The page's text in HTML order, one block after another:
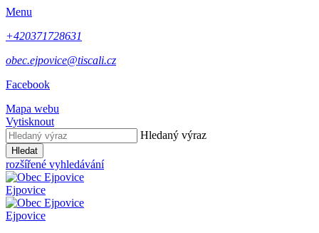
Menu
+420371728631
obec.ejpovice@tiscali.cz
Facebook
Mapa webu
Vytisknout
Hledaný výraz
Hledat
rozšířené vyhledávání
Ejpovice
Ejpovice